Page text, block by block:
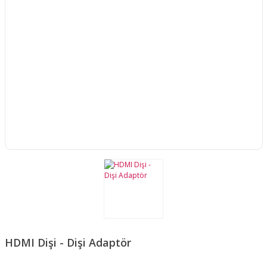
HDMI Dişi - Dişi Adaptör